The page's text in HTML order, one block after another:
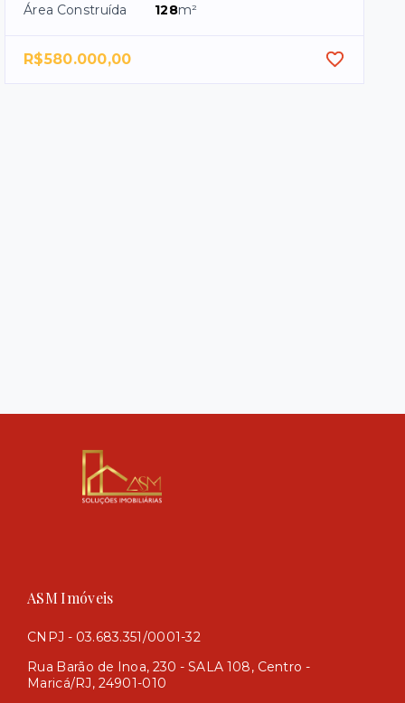
Área Construída
128m²
R$580.000,00
ASM Imóveis
CNPJ - 03.683.351/0001-32
Rua Barão de Inoa, 230 - SALA 108, Centro -
Maricá/RJ, 24901-010